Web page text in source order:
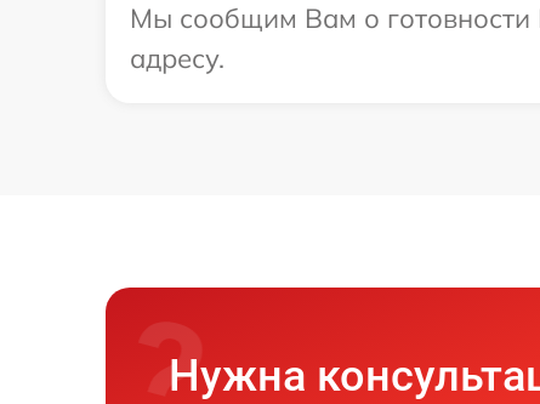
Мы сообщим Вам о готовности
адресу.
Нужна